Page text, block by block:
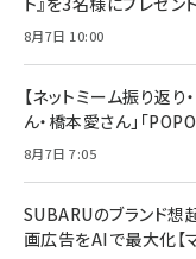
8月7日 10:00
【ネットミーム振り返
ん・橋本愛さん」「
8月7日 7:05
SUBARUのブランド想
画広告をAIで最大化【